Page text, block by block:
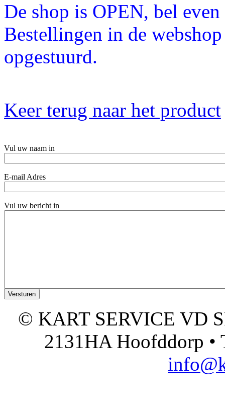
De shop is OPEN, bel
Bestellingen in de
opgestuurd.
Keer terug naar het product
Vul uw naam in
E-mail Adres
Vul uw bericht in
© KART SERVICE VD
2131HA Hoofddorp •